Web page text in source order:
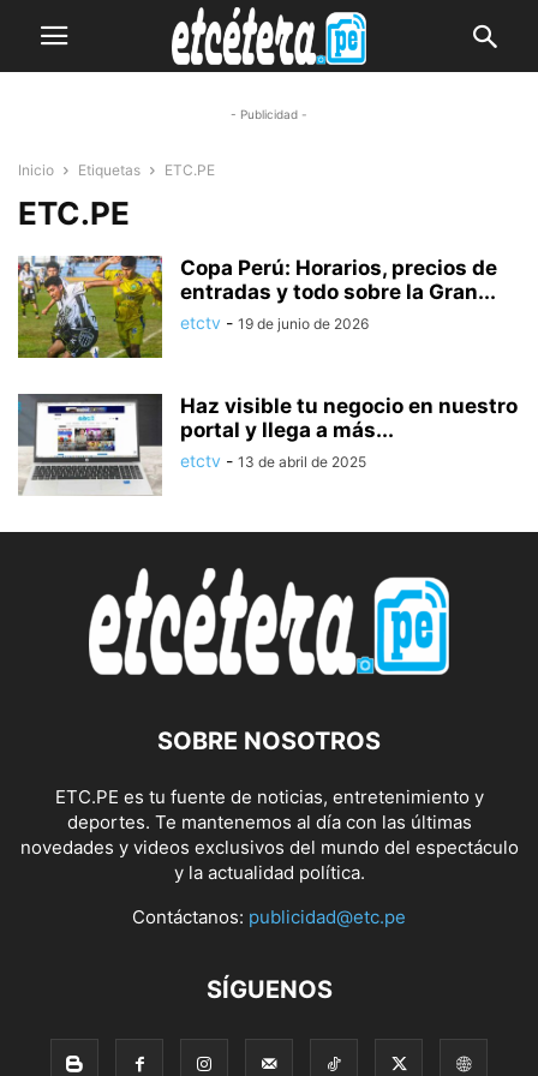
- Publicidad -
Inicio Etiquetas ETC.PE
ETC.PE
Copa Perú: Horarios, precios de
entradas y todo sobre la Gran...
etctv - 19 de junio de 2026
Haz visible tu negocio en nuestro
portal y llega a más...
etctv - 13 de abril de 2025
SOBRE NOSOTROS
ETC.PE es tu fuente de noticias, entretenimiento y
deportes. Te mantenemos al día con las últimas
novedades y videos exclusivos del mundo del espectáculo
y la actualidad política.
Contáctanos: publicidad@etc.pe
SÍGUENOS